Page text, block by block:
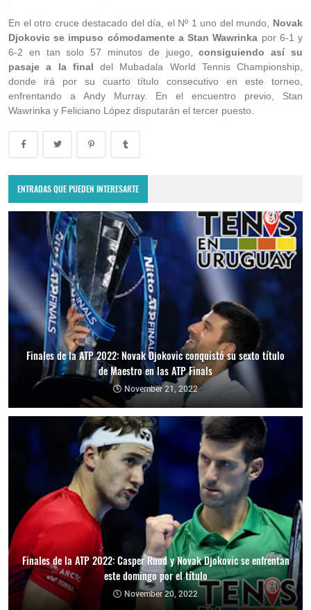
En el otro cruce destacado del día, el Nº 1 uno del mundo, Novak
Djokovic se impuso cómodamente a Stan Wawrinka por 6-1 y
6-2 en tan solo 57 minutos de juego,consiguiendo así su
pasaje a la final del Mubadala World Tennis Championship,
donde irá por su cuarto título consecutivo en este torneo,
enfrentando a Andy Murray. En el encuentro previo, Stan
Wawrinka y Feliciano López disputarán el tercer puesto.
ENTRADAS QUE PUEDEN INTERESARTE
Finales de la ATP 2022: Novak Djokovic conquistó su sexto título
de Maestro en las ATP Finals
November 21, 2022
Finales de la ATP 2022: Casper Ruud y Novak Djokovic se enfrentan
este domingo por el título
November 20, 2022